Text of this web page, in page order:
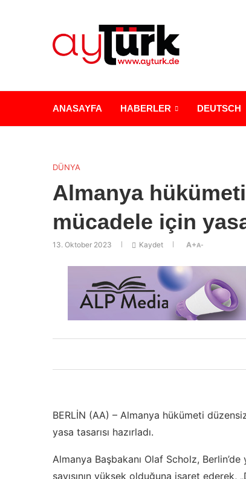
ANASAYFA HABERLER DEUTSCH
DÜNYA
Almanya
mücadele için yasa
13. Oktober 2023 Kaydet A+A-
BERLİN (AA) – Almanya hükümeti
yasa tasarısı hazırladı.
Almanya Başbakanı Olaf Scholz,
sayısının yüksek olduğuna işaret ederek,